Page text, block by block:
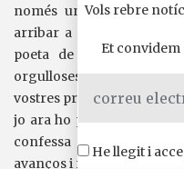
només una criatura
arribar a somniar”.
poeta de petulant: “No
orgulloses biblioteques,
vostres prestatges tan ben
jo ara ho porto”. No és
confessa Whitman,
avanços i retirades,
Vols rebre
Et
He llegit i